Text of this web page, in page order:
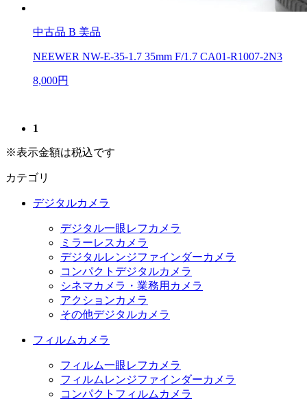
中古品 B 美品
NEEWER NW-E-35-1.7 35mm F/1.7 CA01-R1007-2N3
8,000円
1
※表示金額は税込です
カテゴリ
デジタルカメラ
デジタル一眼レフカメラ
ミラーレスカメラ
デジタルレンジファインダーカメラ
コンパクトデジタルカメラ
シネマカメラ・業務用カメラ
アクションカメラ
その他デジタルカメラ
フィルムカメラ
フィルム一眼レフカメラ
フィルムレンジファインダーカメラ
コンパクトフィルムカメラ